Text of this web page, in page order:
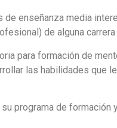
enseñanza media
de alguna carrera
para formación de
las habilidades que
programa de formación